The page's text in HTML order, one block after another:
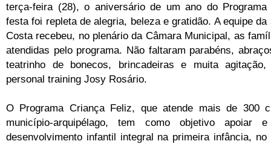
terça-feira (28), o aniversário de um ano do
festa foi repleta de alegria, beleza e gratidão. A equipe
Costa recebeu, no plenário da Câmara Municipal, as
atendidas pelo programa. Não faltaram parabéns,
teatrinho de bonecos, brincadeiras e muita agitação,
personal training Josy Rosário.
O Programa Criança Feliz, que atende mais de 300
município-arquipélago, tem como objetivo apoiar
desenvolvimento infantil integral na primeira infância,